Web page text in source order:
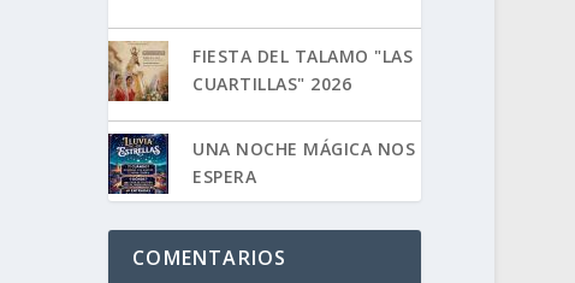
FIESTA DEL TALAMO "LAS
CUARTILLAS" 2026
UNA NOCHE MÁGICA NOS
ESPERA
COMENTARIOS